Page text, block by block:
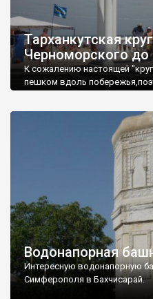
Тарханкутская
Черноморского
К сожалению настоящей
пешком вдоль
Водонапорная
Интересную водонапорную
Симферополя в Бахчисарай.